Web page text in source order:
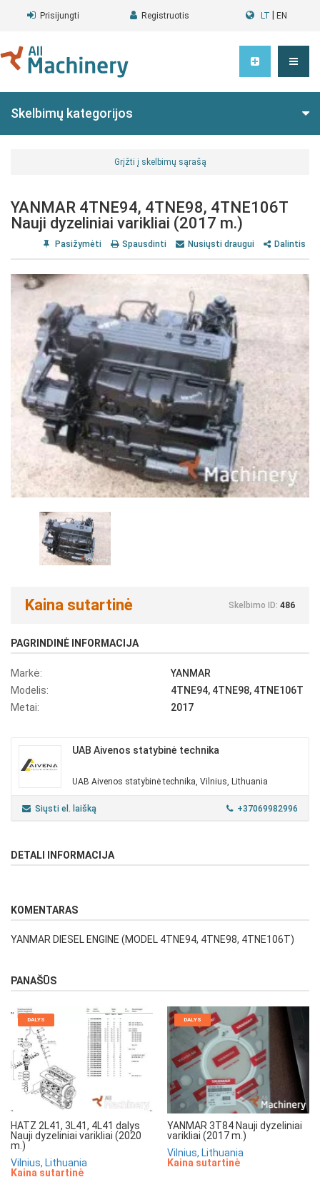
Prisijungti Registruotis LT EN
Skelbimų kategorijos
Grįžti į skelbimų sąrašą
YANMAR 4TNE94, 4TNE98, 4TNE106T
Nauji dyzeliniai varikliai (2017 m.)
Pasižymėti Spausdinti Nusiųsti draugui Dalintis
Kaina sutartinė Skelbimo ID: 486
PAGRINDINĖ INFORMACIJA
Markė:
YANMAR
Modelis:
4TNE94, 4TNE98, 4TNE106T
Metai:
2017
UAB Aivenos statybinė technika
UAB Aivenos statybinė technika, Vilnius, Lithuania
Siųsti el. laišką +37069982996
DETALI INFORMACIJA
KOMENTARAS
YANMAR DIESEL ENGINE (MODEL 4TNE94, 4TNE98, 4TNE106T)
PANAŠŪS
DALYS
HATZ 2L41, 3L41, 4L41 dalys
Nauji dyzeliniai varikliai (2020
m.)
Vilnius, Lithuania
Kaina sutartinė
DALYS
YANMAR 3T84 Nauji dyzeliniai
varikliai (2017 m.)
Vilnius, Lithuania
Kaina sutartinė